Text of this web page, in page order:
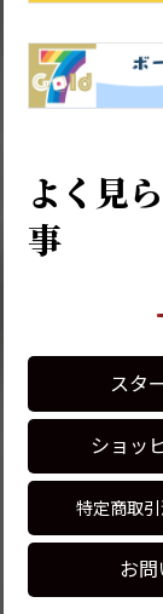
よく見
事
スタ
ショッ
特定商取
お問